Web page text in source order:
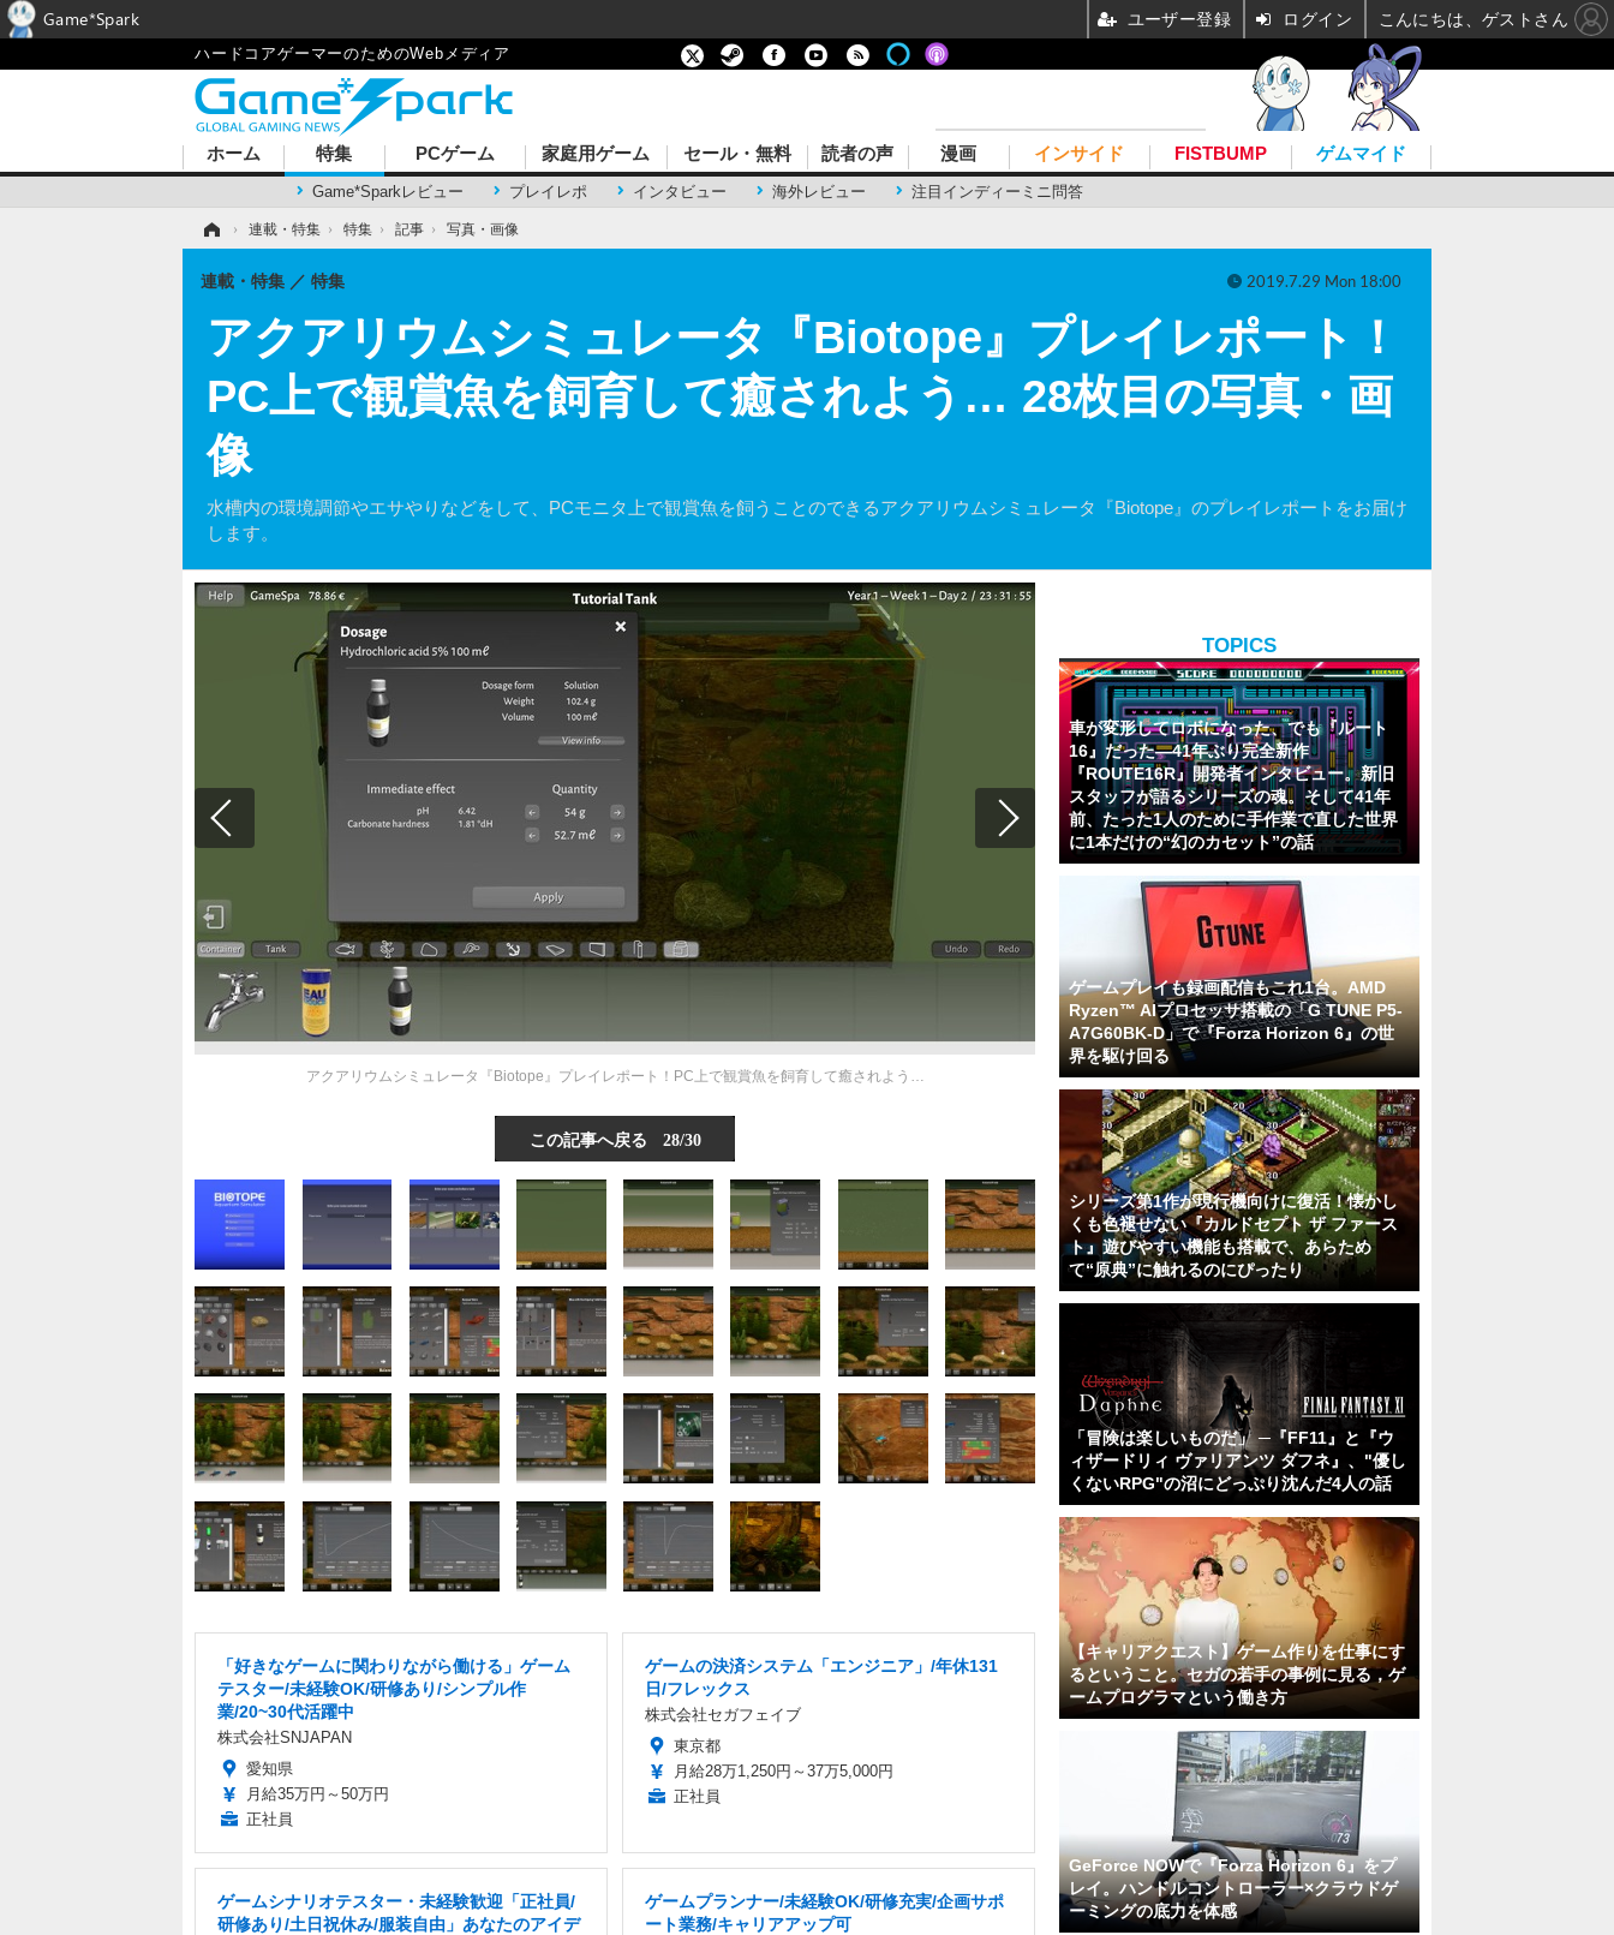
ハードコアゲーマーのためのWebメディア
ホーム 特集
Game*Sparkレビュー プレイレポ インタビュー 海外レビュー 注目インディーミニ問答
PCゲーム 家庭用ゲーム セール・無料 読者の声 漫画 インサイド FISTBUMP ゲムマイド
› 連載・特集 › 特集 › 記事 › 写真・画像
アクアリウムシミュレータ『Biotope』プレイレポート！
PC上で観賞魚を飼育して癒されよう… 28枚目の写真・画
像
水槽内の環境調節やエサやりなどをして、PCモニタ上で観賞魚を飼うことのできるアクアリウムシミュレータ『Biotope』のプレイレポートをお届け
します。
連載・特集 特集 2019.7.29 Mon 18:00
アクアリウムシミュレータ『Biotope』プレイレポート！PC上で観賞魚を飼育して癒されよう…
この記事へ戻る 28/30
「好きなゲームに関わりながら働ける」ゲーム
テスター/未経験OK/研修あり/シンプル作
業/20~30代活躍中
株式会社SNJAPAN
愛知県
月給35万円～50万円
正社員
ゲームの決済システム「エンジニア」/年休131
日/フレックス
株式会社セガフェイブ
東京都
月給28万1,250円～37万5,000円
正社員
ゲームシナリオテスター・未経験歓迎「正社員/
研修あり/土日祝休み/服装自由」あなたのアイデ
ゲームプランナー/未経験OK/研修充実/企画サポ
ート業務/キャリアアップ可
TOPICS
車が変形してロボになった、でも『ルート
16』だった―41年ぶり完全新作
『ROUTE16R』開発者インタビュー。新旧
スタッフが語るシリーズの魂。そして41年
前、たった1人のために手作業で直した世界
に1本だけの“幻のカセット”の話
ゲームプレイも録画配信もこれ1台。AMD
Ryzen™ AIプロセッサ搭載の「G TUNE P5-
A7G60BK-D」で『Forza Horizon 6』の世
界を駆け回る
シリーズ第1作が現行機向けに復活！懐かし
くも色褪せない『カルドセプト ザ ファース
ト』遊びやすい機能も搭載で、あらため
て“原典”に触れるのにぴったり
「冒険は楽しいものだ」 ─『FF11』と『ウ
ィザードリィ ヴァリアンツ ダフネ』、"優し
くないRPG"の沼にどっぷり沈んだ4人の話
【キャリアクエスト】ゲーム作りを仕事にす
るということ。セガの若手の事例に見る，ゲ
ームプログラマという働き方
GeForce NOWで『Forza Horizon 6』をプ
レイ。ハンドルコントローラー×クラウドゲ
ーミングの底力を体感
Game*Spark ユーザー登録 ログイン こんにちは、ゲストさん